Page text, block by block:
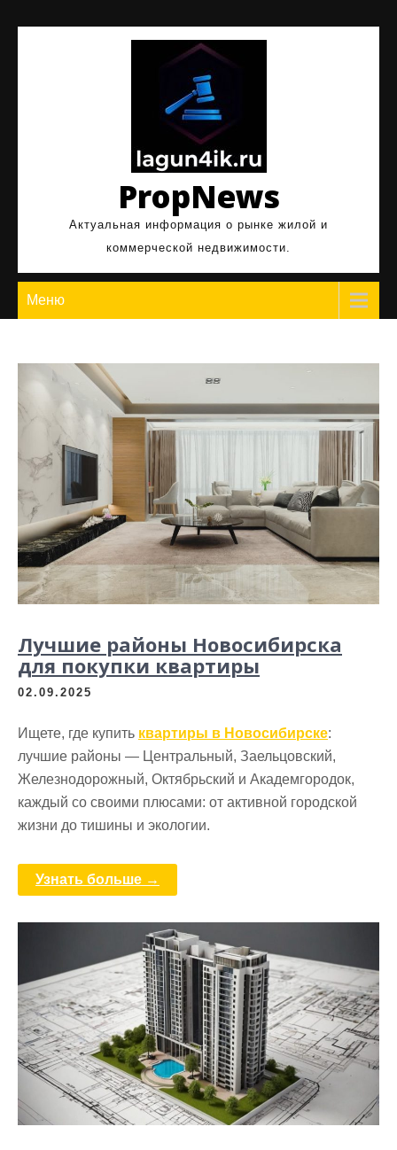
PropNews
Актуальная информация о рынке жилой и
коммерческой недвижимости.
Меню
Лучшие районы Новосибирска
для покупки квартиры
02.09.2025
Ищете, где купить квартиры в Новосибирске:
лучшие районы — Центральный, Заельцовский,
Железнодорожный, Октябрьский и Академгородок,
каждый со своими плюсами: от активной городской
жизни до тишины и экологии.
Узнать больше →